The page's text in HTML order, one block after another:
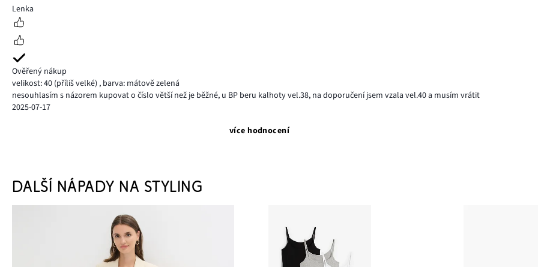
2Lenka
Ověřený nákup
velikost: 40 (příliš velké) , barva: mátově zelená
nesouhlasím s názorem kupovat o číslo větší než je běžné, u BP beru kalhoty vel.38, na doporučení jsem vzala vel.40 a musím vrátit
2025-07-17
více hodnocení
DALŠÍ NÁPADY NA STYLING